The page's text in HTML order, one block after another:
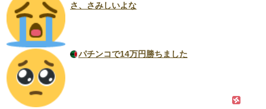
さ、さみしいよな
パチンコで14万円勝ちました